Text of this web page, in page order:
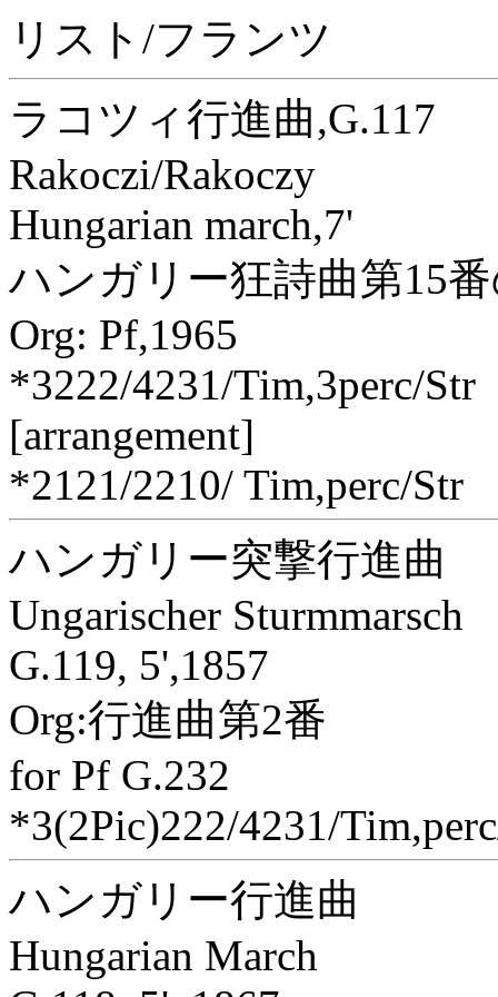
リスト/フランツ
ラコツィ行進曲,G.117
Rakoczi/Rakoczy
Hungarian march,7'
ハンガリー狂詩曲第15
Org: Pf,1965
*3222/4231/Tim,3perc/Str
[arrangement]
*2121/2210/ Tim,perc/Str
ハンガリー突撃行進曲
Ungarischer Sturmmarsch
G.119, 5',1857
Org:行進曲第2番
for Pf G.232
*3(2Pic)222/4231/
ハンガリー行進曲
Hungarian March